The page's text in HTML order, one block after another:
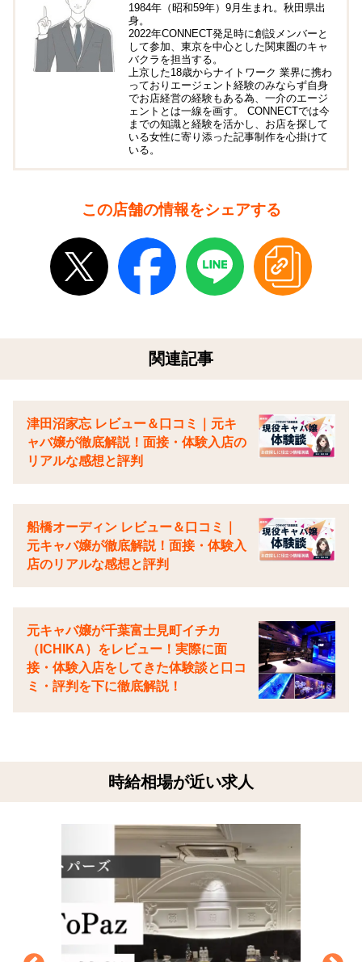
1984年（昭和59年）9月生まれ。秋田県出
身。
2022年CONNECT発足時に創設メンバーと
して参加、東京を中心とした関東圏のキャ
バクラを担当する。
上京した18歳からナイトワーク 業界に携わ
っておりエージェント経験のみならず自身
でお店経営の経験もある為、一介のエージ
ェントとは一線を画す。 CONNECTでは今
までの知識と経験を活かし、お店を探して
いる女性に寄り添った記事制作を心掛けて
いる。
この店舗の情報をシェアする
関連記事
津田沼家忘 レビュー＆口コミ｜元キ
ャバ嬢が徹底解説！面接・体験入店の
リアルな感想と評判
船橋オーディン レビュー＆口コミ｜
元キャバ嬢が徹底解説！面接・体験入
店のリアルな感想と評判
元キャバ嬢が千葉富士見町イチカ
（ICHIKA）をレビュー！実際に面
接・体験入店をしてきた体験談と口コ
ミ・評判を下に徹底解説！
時給相場が近い求人